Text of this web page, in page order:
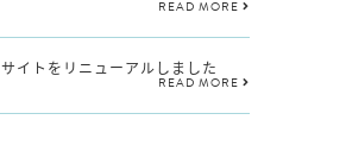
READ MORE
サイトをリニューアルしました
READ MORE